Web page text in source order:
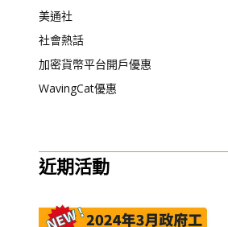
美通社
社會熱話
加密貨幣平台開戶優惠
WavingCat優惠
近期活動